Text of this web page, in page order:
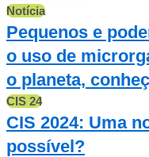
Notícia
Pequenos e
o uso de
o planeta,
CIS 24
CIS 2024: Uma
possível?